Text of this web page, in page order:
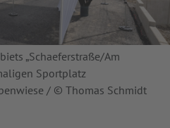
„Schaeferstraße/Am
Sportplatz
/ © Thomas Schmidt